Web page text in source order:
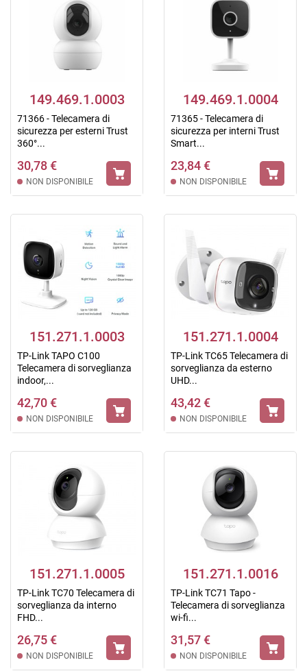
149.469.1.0003
71366 - Telecamera di
sicurezza per esterni Trust
360°...
30,78 €
NON DISPONIBILE
149.469.1.0004
71365 - Telecamera di
sicurezza per interni Trust
Smart...
23,84 €
NON DISPONIBILE
151.271.1.0003
TP-Link TAPO C100
Telecamera di sorveglianza
indoor,...
42,70 €
NON DISPONIBILE
151.271.1.0004
TP-Link TC65 Telecamera di
sorveglianza da esterno
UHD...
43,42 €
NON DISPONIBILE
151.271.1.0005
TP-Link TC70 Telecamera di
sorveglianza da interno
FHD...
26,75 €
NON DISPONIBILE
151.271.1.0016
TP-Link TC71 Tapo -
Telecamera di sorveglianza
wi-fi...
31,57 €
NON DISPONIBILE